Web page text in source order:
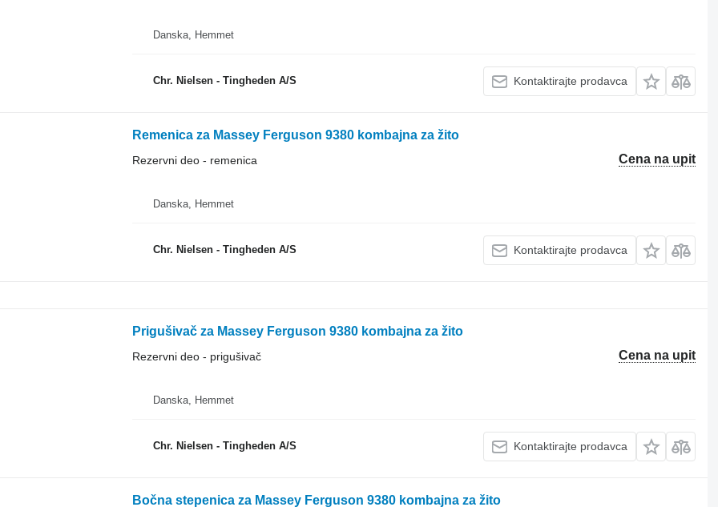
Danska, Hemmet
Chr. Nielsen - Tingheden A/S Kontaktirajte prodavca
Remenica za Massey Ferguson 9380 kombajna za žito
Cena na upit
Rezervni deo - remenica
Danska, Hemmet
Chr. Nielsen - Tingheden A/S Kontaktirajte prodavca
Prigušivač za Massey Ferguson 9380 kombajna za žito
Cena na upit
Rezervni deo - prigušivač
Danska, Hemmet
Chr. Nielsen - Tingheden A/S Kontaktirajte prodavca
Bočna stepenica za Massey Ferguson 9380 kombajna za žito